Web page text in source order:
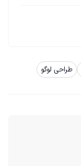
طراحی لوگو